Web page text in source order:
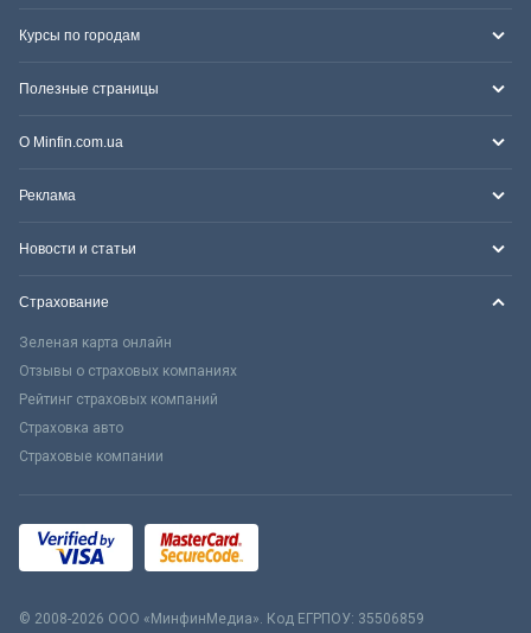
Курсы по городам
Полезные страницы
О Minfin.com.ua
Реклама
Новости и статьи
Страхование
Зеленая карта онлайн
Отзывы о страховых компаниях
Рейтинг страховых компаний
Страховка авто
Страховые компании
© 2008-2026 ООО «МинфинМедиа». Код ЕГРПОУ: 35506859